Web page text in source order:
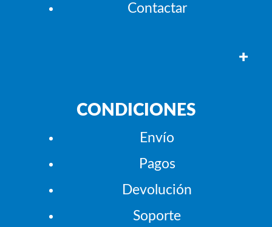
Contactar
+
CONDICIONES
Envío
Pagos
Devolución
Soporte